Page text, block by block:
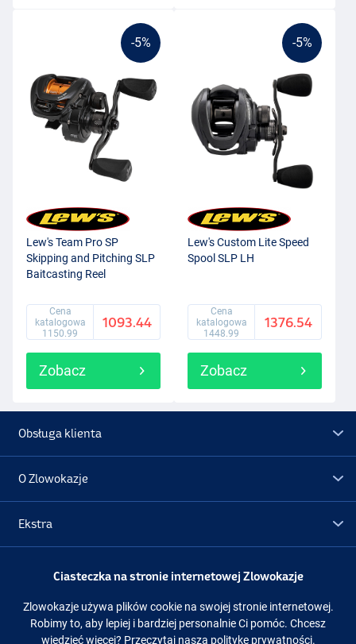
-5%
Lew's Team Pro SP
Skipping and Pitching SLP
Baitcasting Reel
Cena
katalogowa
1150.99
1093.44
Zobacz
-5%
Lew's Custom Lite Speed
Spool SLP LH
Cena
katalogowa
1448.99
1376.54
Zobacz
Obsługa klienta
O Zlowokazje
Ekstra
Promocje
Obserwuj nas Facebook Instagram
Ciasteczka na stronie internetowej Zlowokazje
Zlowokazje używa plików cookie na swojej stronie internetowej.
Robimy to, aby lepiej i bardziej personalnie Ci pomóc. Chcesz
wiedzieć więcej? Przeczytaj naszą politykę prywatności.